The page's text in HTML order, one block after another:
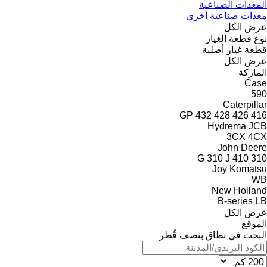
المعدات الصناعية
معدات صناعية أخرى
عرض الكل
نوع قطعة الغيار
قطعة غيار أصلية
عرض الكل
الماركة
Case
590
Caterpillar
416
426
428
432
GP
Hydrema JCB
3CX 4CX
John Deere
310 G
310 J 410
Joy Komatsu
WB
New Holland
B-series LB
عرض الكل
الموقع
البحث في نطاق بنصف قُطر